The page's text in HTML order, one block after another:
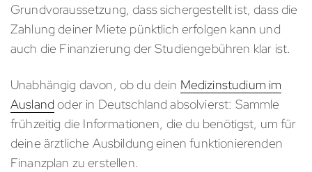
Grundvoraussetzung, dass sichergestellt ist, dass die
Zahlung deiner Miete pünktlich erfolgen kann und
auch die Finanzierung der Studiengebühren klar ist.
Unabhängig davon, ob du dein Medizinstudium im
Ausland oder in Deutschland absolvierst: Sammle
frühzeitig die Informationen, die du benötigst, um für
deine ärztliche Ausbildung einen funktionierenden
Finanzplan zu erstellen.